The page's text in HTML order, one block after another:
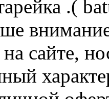
.(
сайте,